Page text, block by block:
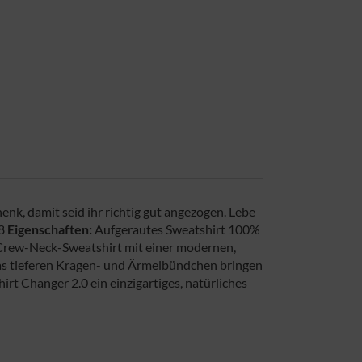
damit seid ihr richtig gut angezogen. Lebe
Eigenschaften: Aufgerautes Sweatshirt 100%
Neck-Sweatshirt mit einer modernen,
tieferen Kragen- und Ärmelbündchen bringen
Changer 2.0 ein einzigartiges, natürliches